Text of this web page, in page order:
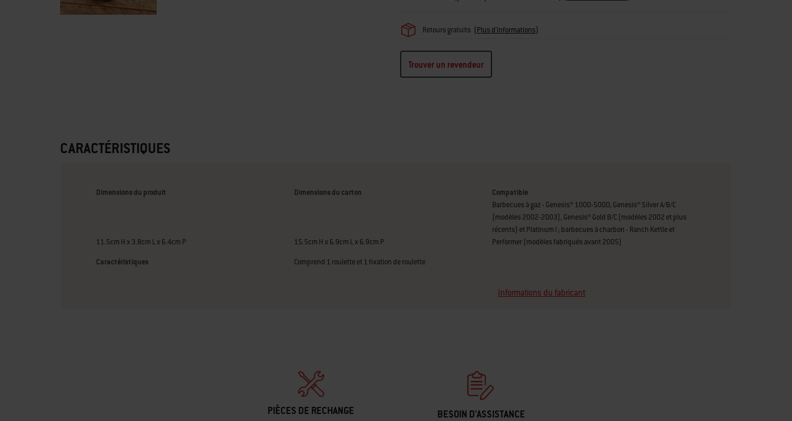
Retours gratuits (Plus d'informations)
Trouver un revendeur
CARACTÉRISTIQUES
Dimensions du produit
11.5cm H x 3.8cm L x 6.4cm P
Dimensions du carton
15.5cm H x 6.9cm L x 6.9cm P
Compatible
Barbecues à gaz - Genesis® 1000-5000, Genesis® Silver A/B/C
(modèles 2002-2003), Genesis® Gold B/C (modèles 2002 et plus
récents) et Platinum I ; barbecues à charbon - Ranch Kettle et
Performer (modèles fabriqués avant 2005)
Caractéristiques Comprend 1 roulette et 1 fixation de roulette
Informations du fabricant
PIÈCES DE RECHANGE
BESOIN D'ASSISTANCE